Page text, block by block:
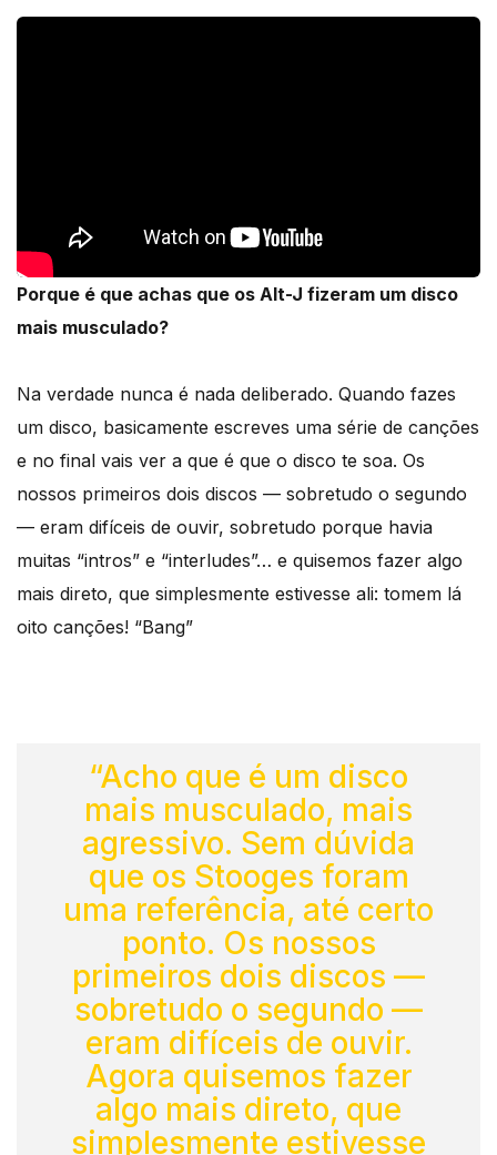
Porque é que achas que os Alt-J fizeram um disco
mais musculado?
Na verdade nunca é nada deliberado. Quando fazes
um disco, basicamente escreves uma série de canções
e no final vais ver a que é que o disco te soa. Os
nossos primeiros dois discos — sobretudo o segundo
— eram difíceis de ouvir, sobretudo porque havia
muitas “intros” e “interludes”… e quisemos fazer algo
mais direto, que simplesmente estivesse ali: tomem lá
oito canções! “Bang”
“Acho que é um disco
mais musculado, mais
agressivo. Sem dúvida
que os Stooges foram
uma referência, até certo
ponto. Os nossos
primeiros dois discos —
sobretudo o segundo —
eram difíceis de ouvir.
Agora quisemos fazer
algo mais direto, que
simplesmente estivesse